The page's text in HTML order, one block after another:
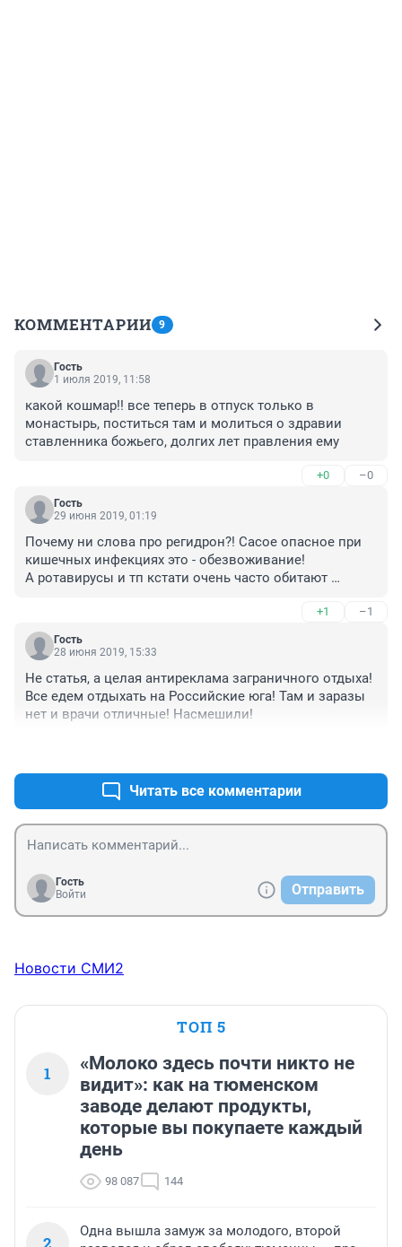
КОММЕНТАРИИ 9
Гость
1 июля 2019, 11:58
какой кошмар!! все теперь в отпуск только в
монастырь, поститься там и молиться о здравии
ставленника божьего, долгих лет правления ему
+0 –0
Гость
29 июня 2019, 01:19
Почему ни слова про регидрон?! Сасое опасное при
кишечных инфекциях это - обезвоживание!
А ротавирусы и тп кстати очень часто обитают
кажется, что из за границы тащут) ан нет, в процессе
полета хватают;)
+1 –1
Гость
28 июня 2019, 15:33
Не статья, а целая антиреклама заграничного отдыха!
Все едем отдыхать на Российские юга! Там и заразы
нет и врачи отличные! Насмешили!
Читать все комментарии
Гость
Войти
Отправить
Новости СМИ2
ТОП 5
1
«Молоко здесь почти никто не
видит»: как на тюменском
заводе делают продукты,
которые вы покупаете каждый
день
98 087 144
Одна вышла замуж за молодого, второй